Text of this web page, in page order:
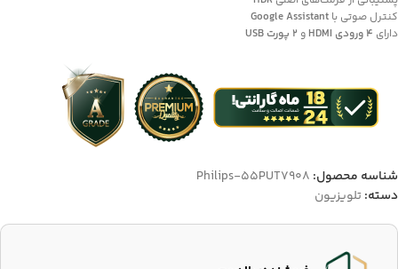
کنترل صوتی با Google Assistant
دارای 4 ورودی HDMI و 2 پورت USB
شناسه محصول: Philips-55PUT7908
دسته:تلویزیون